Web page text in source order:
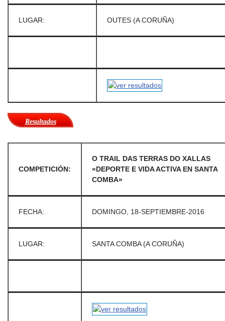
LUGAR: OUTES (A CORUÑA)
Resultados
COMPETICIÓN:
O TRAIL DAS TERRAS DO XALLAS
«DEPORTE E VIDA ACTIVA EN SANTA
COMBA»
FECHA: DOMINGO, 18-SEPTIEMBRE-2016
LUGAR: SANTA COMBA (A CORUÑA)